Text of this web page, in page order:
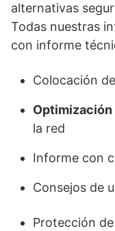
alternativas
Todas nuestras
con informe
Colocación
la red
Informe con
Consejos de
Protección